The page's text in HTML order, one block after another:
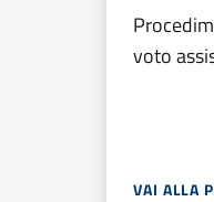
voto
VAI ALLA